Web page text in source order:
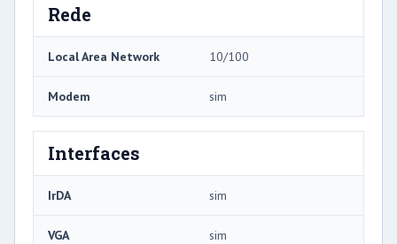
Rede
Local Area Network 10/100
Modem sim
Interfaces
IrDA sim
VGA sim